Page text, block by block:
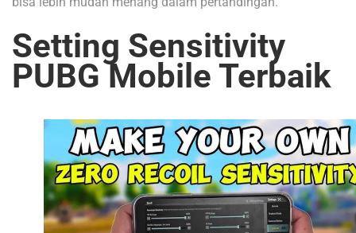
Setting Sensitivity
PUBG Mobile Terbaik